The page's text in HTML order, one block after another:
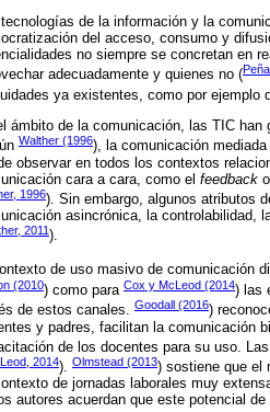
tecnologías de la información y la
del acceso, consumo y
no siempre se concretan en
adecuadamente y quienes no (
ya existentes, como por ejemplo
ámbito de la comunicación, las TIC
Walther (1996), la comunicación
observar en todos los contextos
cara a cara, como el feedback
1996). Sin embargo, algunos atributos
asincrónica, la controlabilidad,
2011).
de uso masivo de comunicación
(2010) como para Cox y McLeod (2014) las
de estos canales. Goodall (2016)
y padres, facilitan la comunicación
de los docentes para su uso.
2014). Olmstead (2013) sostiene que el
de jornadas laborales muy
autores acuerdan que este potencial